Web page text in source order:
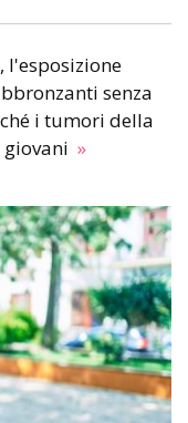
senza
i tumori della
»